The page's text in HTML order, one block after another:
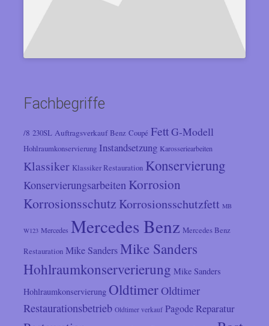
Fachbegriffe
/8 230SL Auftragsverkauf Benz Coupé FettG-Modell
Hohlraumkonservierung Instandsetzung Karosseriearbeiten
Klassiker Klassiker Restauration Konservierung
Konservierungsarbeiten Korrosion
Korrosionsschutz Korrosionsschutzfett MB
W123 Mercedes Mercedes Benz Mercedes Benz
Restauration Mike SandersMike Sanders
Hohlraumkonserverierung Mike Sanders
Hohlraumkonservierung OldtimerOldtimer
Restaurationsbetrieb Oldtimer verkauf PagodeReparatur